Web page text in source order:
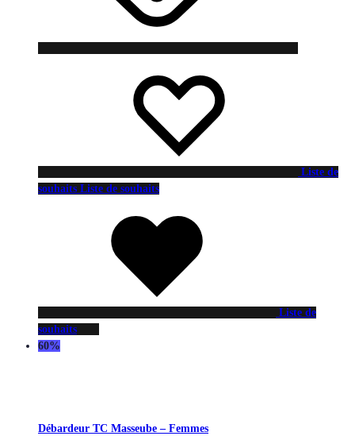
Liste de
souhaits Liste de souhaits
Liste de
souhaits
60%
Débardeur TC Masseube – Femmes